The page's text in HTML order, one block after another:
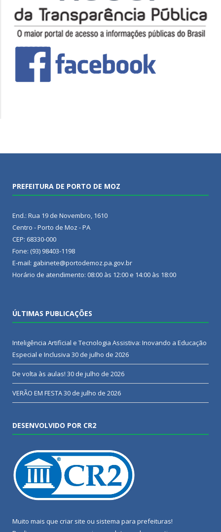
PREFEITURA DE PORTO DE MOZ
End.: Rua 19 de Novembro, 1610
Centro - Porto de Moz - PA
CEP: 68330-000
Fone: (93) 98403-1198
E-mail: gabinete@portodemoz.pa.gov.br
Horário de atendimento: 08:00 às 12:00 e 14:00 às 18:00
ÚLTIMAS PUBLICAÇÕES
Inteligência Artificial e Tecnologia Assistiva: Inovando a Educação
Especial e Inclusiva 30 de julho de 2026
De volta às aulas! 30 de julho de 2026
VERÃO EM FESTA30 de julho de 2026
DESENVOLVIDO POR CR2
Muito mais que criar site ou sistema para prefeituras!